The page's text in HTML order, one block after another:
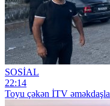
SOSİAL
22:14
Toyu çəkən İTV